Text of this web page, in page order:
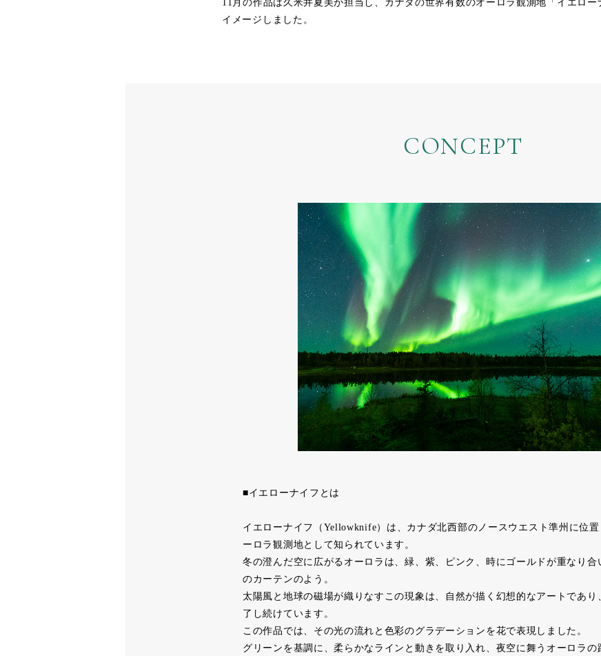
11月の作品は久米井夏美が担当し、カナダの世界有数のオーロラ観測地「イエロー
イメージしました。
CONCEPT
■イエローナイフとは
イエローナイフ（Yellowknife）は、カナダ北西部のノースウエスト準州に位
ーロラ観測地として知られています。
冬の澄んだ空に広がるオーロラは、緑、紫、ピンク、時にゴールドが重なり合
のカーテンのよう。
太陽風と地球の磁場が織りなすこの現象は、自然が描く幻想的なアートであり
了し続けています。
この作品では、その光の流れと色彩のグラデーションを花で表現しました。
グリーンを基調に、柔らかなラインと動きを取り入れ、夜空に舞うオーロラの